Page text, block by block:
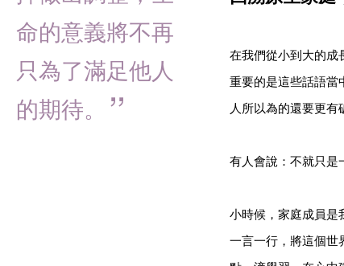
命的意義將不再
只為了滿足他人
的期待。
在我們從小到大的成
重要的是這些話語當
人所以為的還要更有
有人會說：不就只是
小時候，家庭成員是
一言一行，將這個世